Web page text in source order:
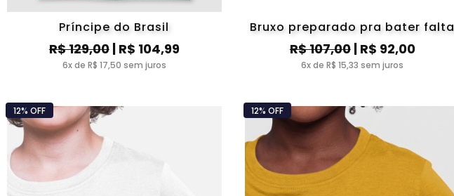
Príncipe do Brasil
R$ 129,00| R$ 104,99
6x de R$ 17,50 sem juros
Bruxo preparado pra bater falta
R$ 107,00| R$ 92,00
6x de R$ 15,33 sem juros
12% OFF 12% OFF